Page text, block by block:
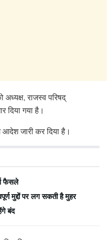
राजस्व परिषद्
दिया गया है।
जारी कर दिया है।
फैसले
मुद्दों पर लग सकती है मुहर
बंद